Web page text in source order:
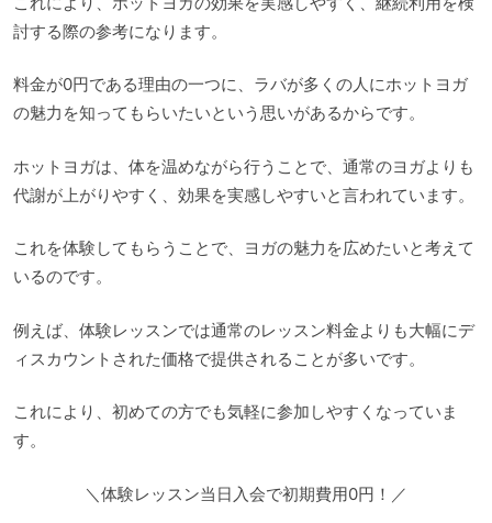
討する際の参考になります。
料金が0円である理由の一つに、ラバが多くの人にホットヨガ
の魅力を知ってもらいたいという思いがあるからです。
ホットヨガは、体を温めながら行うことで、通常のヨガよりも
代謝が上がりやすく、効果を実感しやすいと言われています。
これを体験してもらうことで、ヨガの魅力を広めたいと考えて
いるのです。
例えば、体験レッスンでは通常のレッスン料金よりも大幅にデ
ィスカウントされた価格で提供されることが多いです。
これにより、初めての方でも気軽に参加しやすくなっていま
す。
＼体験レッスン当日入会で初期費用0円！／